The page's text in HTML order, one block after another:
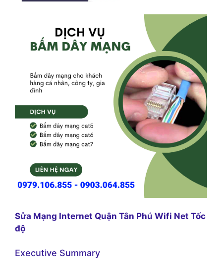
Sửa Mạng Internet Quận Tân Phú Wifi Net Tốc
độ
Executive Summary